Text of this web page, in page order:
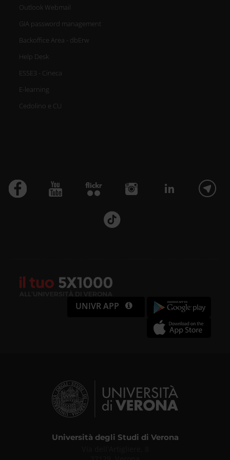
Outlook Webmail
GIA password management
Backoffice Area - dbErw
Help Desk
ESSE3 - Cineca
E-learning
Cedolino e CU
UNIVR APP
Università degli Studi di Verona